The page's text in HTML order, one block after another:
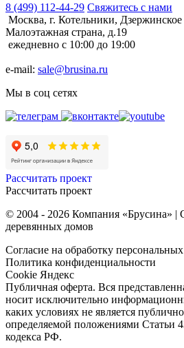
8 (499) 112-44-29 Свяжитесь с нами
Москва, г. Котельники,
Малоэтажная страна, д.19
ежедневно с 10:00 до 19:00
e-mail: sale@brusina.ru
Мы в соц сетях
Рассчитать проект
Рассчитать проект
© 2004 - 2026 Компания «Брусина» |
деревянных домов
Согласие на обработку
Политика конфиденциальности
Cookie Яндекс
Публичная оферта. Вся
носит исключительно
каких условиях не является
определяемой положениями Статьи
кодекса РФ.